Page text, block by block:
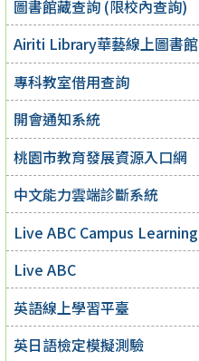
圖書館藏查詢 (限校內查詢)
Airiti Library華藝線上圖書館
專科教室借用查詢
開會通知系統
桃園市教育發展資源入口網
中文能力雲端診斷系統
Live ABC Campus Learning
Live ABC
英語線上學習平臺
英日語檢定模擬測驗